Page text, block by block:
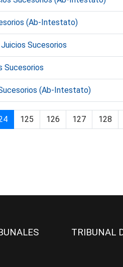
(Ab-Intestato)
Sucesorios
Sucesorios
(Ab-Intestato)
125 126 127 128
TRIBUNAL